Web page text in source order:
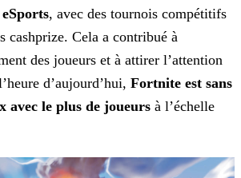
eSports, avec des tournois compétitifs
cashprize. Cela a contribué à
des joueurs et à attirer l’attention
d’aujourd’hui, Fortnite est sans
avec le plus de joueurs à l’échelle